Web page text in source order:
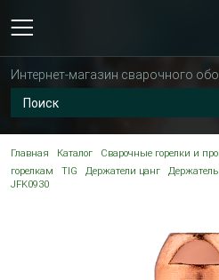
Интернет-магазин сварочного
Главная Каталог Сварочные горелки и
горелкам
TIG Держатели цанг
JFK0930